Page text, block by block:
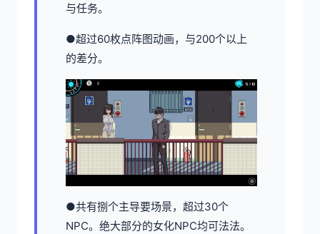
与任务。
●超过60枚点阵图动画，与200个以上
的差分。
●共有捌个主导要场景，超过30个
NPC。绝大部分的女化NPC均可法法。